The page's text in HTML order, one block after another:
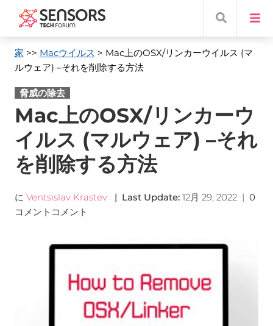
家 >> Macウイルス > Mac上のOSX/リンカーウイルス (マ
ルウェア) –それを削除する方法
脅威の除去
Mac上のOSX/リンカーウ
イルス (マルウェア) –それ
を削除する方法
に Ventsislav Krastev | Last Update: 12月 29, 2022| 0
コメントコメント